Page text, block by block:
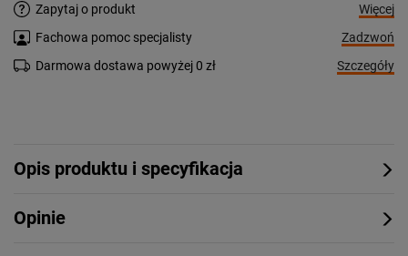
Zapytaj o produkt
Więcej
Fachowa pomoc specjalisty
Zadzwoń
Darmowa dostawa powyżej 0 zł
Szczegóły
Opis produktu i specyfikacja
Opinie